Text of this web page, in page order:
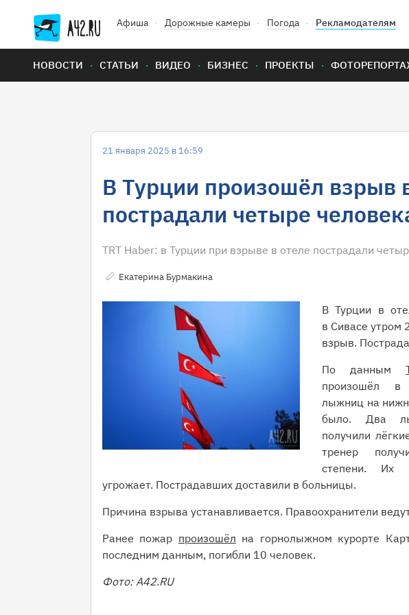
Афиша Дорожные камеры Погода Рекламодателям
НОВОСТИ СТАТЬИ ВИДЕО БИЗНЕС ПРОЕКТЫ
21 января 2025 в 16:59
В Турции произошёл взрыв
пострадали четыре
TRT Haber: в Турции при взрыве в отеле пострадали
Екатерина Бурмакина
В Турции в
в Сивасе утром
взрыв.
По данным
произошёл в
лыжниц на
было. Два
получили
тренер
степени. Их
угрожает. Пострадавших доставили в больницы.
Причина взрыва устанавливается. Правоохранители
Ранее пожар произошёл на горнолыжном курорте
последним данным, погибли 10 человек.
Фото: А42.RU